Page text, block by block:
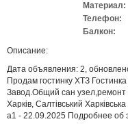
Материал:
Телефон:
Балкон:
Описание:
Дата объявления: 2,
Продам гостинку ХТЗ
Завод.Общий сан узел,ремонт
Харків, Салтівський
a1 - 22.09.2025 Подробнее об